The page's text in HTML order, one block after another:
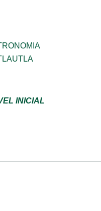
INICIAL